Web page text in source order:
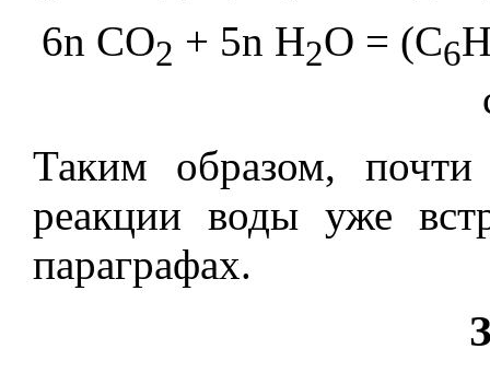
6n CO2 + 5n H2O = (C6
Таким образом,
реакции воды уже
параграфах.